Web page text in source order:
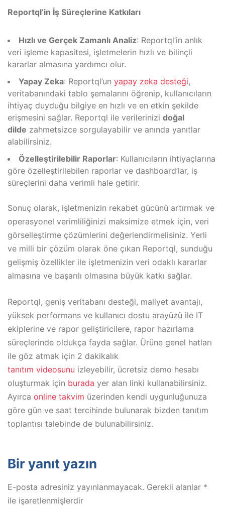
Reportql’in İş Süreçlerine Katkıları
Hızlı ve Gerçek Zamanlı Analiz: Reportql’in anlık
veri işleme kapasitesi, işletmelerin hızlı ve bilinçli
kararlar almasına yardımcı olur.
Yapay Zeka: Reportql’un yapay zeka desteği,
veritabanındaki tablo şemalarını öğrenip, kullanıcıların
ihtiyaç duyduğu bilgiye en hızlı ve en etkin şekilde
erişmesini sağlar. Reportql ile verilerinizi doğal
dilde zahmetsizce sorgulayabilir ve anında yanıtlar
alabilirsiniz.
Özelleştirilebilir Raporlar: Kullanıcıların ihtiyaçlarına
göre özelleştirilebilen raporlar ve dashboard’lar, iş
süreçlerini daha verimli hale getirir.
Sonuç olarak, işletmenizin rekabet gücünü artırmak ve
operasyonel verimliliğinizi maksimize etmek için, veri
görselleştirme çözümlerini değerlendirmelisiniz. Yerli
ve milli bir çözüm olarak öne çıkan Reportql, sunduğu
gelişmiş özellikler ile işletmenizin veri odaklı kararlar
almasına ve başarılı olmasına büyük katkı sağlar.
Reportql, geniş veritabanı desteği, maliyet avantajı,
yüksek performans ve kullanıcı dostu arayüzü ile IT
ekiplerine ve rapor geliştiricilere, rapor hazırlama
süreçlerinde oldukça fayda sağlar. Ürüne genel hatları
ile göz atmak için 2 dakikalık
tanıtım videosunu izleyebilir, ücretsiz demo hesabı
oluşturmak için burada yer alan linki kullanabilirsiniz.
Ayırca online takvim üzerinden kendi uygunluğunuza
göre gün ve saat tercihinde bulunarak bizden tanıtım
toplantısı talebinde de bulunabilirsiniz.
Bir yanıt yazın
E-posta adresiniz yayınlanmayacak. Gerekli alanlar *
ile işaretlenmişlerdir